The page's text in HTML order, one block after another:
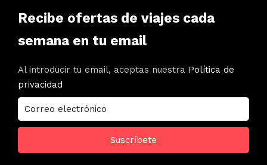
Recibe ofertas de viajes cada
semana en tu email
Al introducir tu email, aceptas nuestra Política de
privacidad